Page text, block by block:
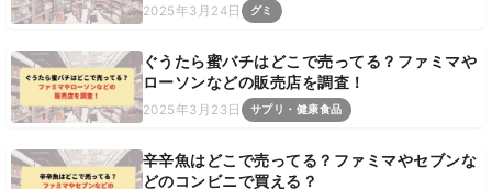
2025年3月24日 グミ
ぐうたら蜜バチはどこで売ってる？ファミマや
ローソンなどの販売店を調査！
2025年3月23日 サプリ・健康食品
辛辛魚はどこで売ってる？ファミマやセブンな
どのコンビニで買える？